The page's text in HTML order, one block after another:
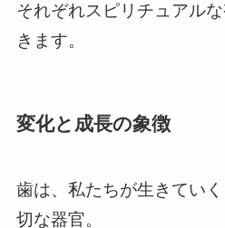
それぞれスピリチュアル
きます。
変化と成長の象徴
歯は、私たちが生きてい
切な器官。